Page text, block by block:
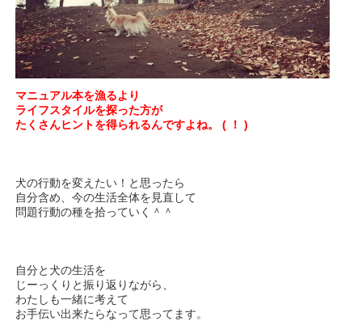
マニュアル本を漁るより
ライフスタイルを探った方が
たくさんヒントを得られるんですよね。 ( ！ )
犬の行動を変えたい！と思ったら
自分含め、今の生活全体を見直して
問題行動の種を拾っていく＾＾
自分と犬の生活を
じーっくりと振り返りながら、
わたしも一緒に考えて
お手伝い出来たらなって思ってます。